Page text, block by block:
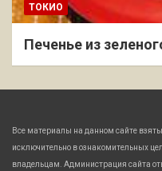
ТОКИО
Печенье из
Все материалы на данном сайте
исключительно в ознакомительных
владельцам. Администрация сайта